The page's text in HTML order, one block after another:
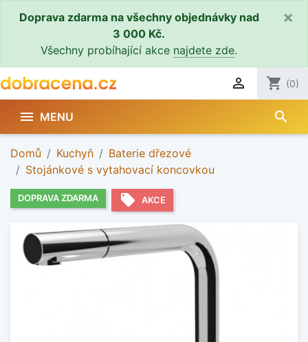
Doprava zdarma na všechny objednávky nad
3 000 Kč.
Všechny probíhající akce najdete zde.
×
 shopping_cart (0)
 MENU search
Domů Kuchyň
Baterie dřezové
Stojánkové s vytahovací koncovkou
DOPRAVA ZDARMA local_offer AKCE